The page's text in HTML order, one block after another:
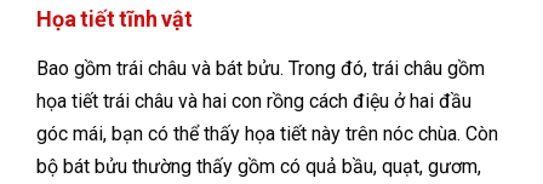
Họa tiết tĩnh vật
Bao gồm trái châu và bát bửu. Trong đó, trái châu gồm
họa tiết trái châu và hai con rồng cách điệu ở hai đầu
góc mái, bạn có thể thấy họa tiết này trên nóc chùa. Còn
bộ bát bửu thường thấy gồm có quả bầu, quạt, gươm,